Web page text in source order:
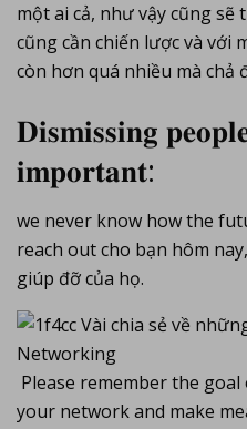
một ai cả, như vậy cũng
cũng cần chiến lược và với
còn hơn quá nhiều mà chả
𝐃𝐢𝐬𝐦𝐢𝐬𝐬𝐢𝐧𝐠
𝐢𝐦𝐩𝐨𝐫𝐭𝐚𝐧𝐭:
we never know how the
reach out cho bạn hôm
giúp đỡ của họ.
Please remember the
your network and make